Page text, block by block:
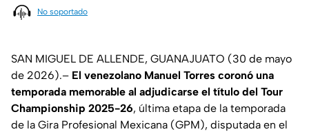
No soportado
SAN MIGUEL DE ALLENDE, GUANAJUATO (30 de mayo
de 2026).– El venezolano Manuel Torres coronó una
temporada memorable al adjudicarse el título del Tour
Championship 2025-26, última etapa de la temporada
de la Gira Profesional Mexicana (GPM), disputada en el